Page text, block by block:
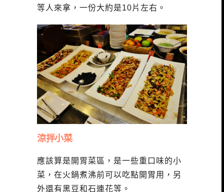
等人來拿，一份大約是10片左右。
涼拌小菜
應該算是開胃菜區，是一些重口味的小
菜，在火鍋煮沸前可以吃點開胃用，另
外還有黑豆和石連花等。